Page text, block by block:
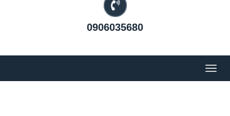
0906035680
Menu